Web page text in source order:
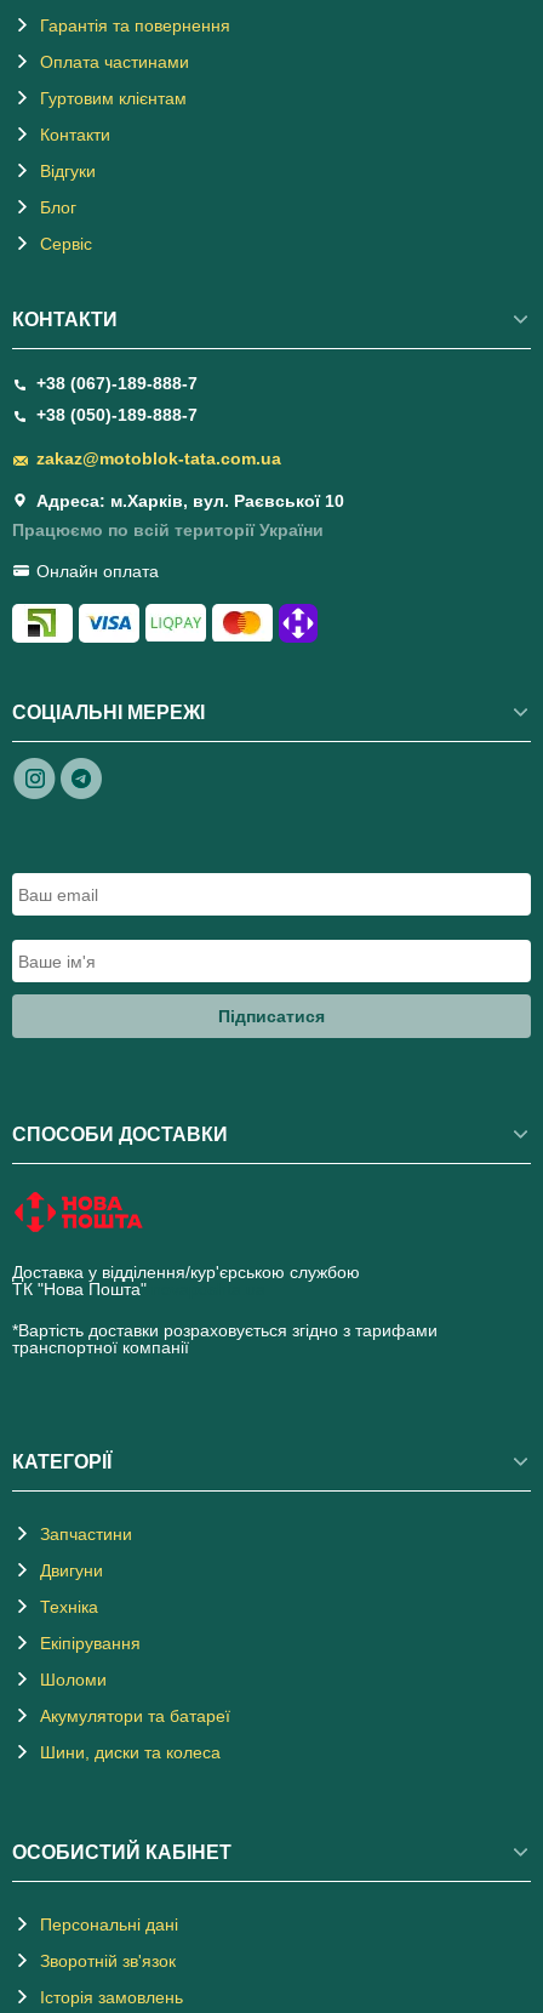
Гарантія та повернення
Оплата частинами
Гуртовим клієнтам
Контакти
Відгуки
Блог
Сервіс
КОНТАКТИ
+38 (067)-189-888-7
+38 (050)-189-888-7
zakaz@motoblok-tata.com.ua
Адреса: м.Харків, вул. Раєвської 10
Працюємо по всій території України
Онлайн оплата
СОЦІАЛЬНІ МЕРЕЖІ
Підписатися
СПОСОБИ ДОСТАВКИ
Доставка у відділення/кур'єрською службою
ТК "Нова Пошта"
*Вартість доставки розраховується згідно з тарифами
транспортної компанії
КАТЕГОРІЇ
Запчастини
Двигуни
Техніка
Екіпірування
Шоломи
Акумулятори та батареї
Шини, диски та колеса
ОСОБИСТИЙ КАБІНЕТ
Персональні дані
Зворотній зв'язок
Історія замовлень